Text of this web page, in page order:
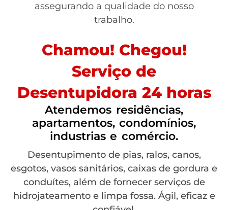
assegurando a qualidade do nosso
trabalho.
Chamou! Chegou!
Serviço de
Desentupidora 24 horas
Atendemos residências,
apartamentos, condomínios,
industrias e comércio.
Desentupimento de pias, ralos, canos,
esgotos, vasos sanitários, caixas de gordura e
conduítes, além de fornecer serviços de
hidrojateamento e limpa fossa. Ágil, eficaz e